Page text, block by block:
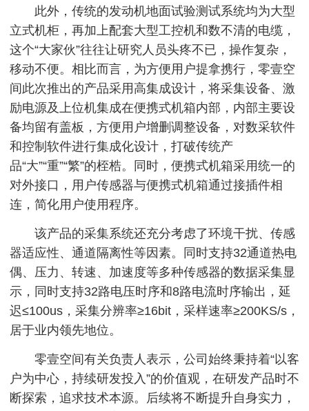
此外，传统的发动机地面试验测试系统均为大型
立式机柜，再加上配套大型工控机和数不清的电缆，
这个“大家伙”往往让研究人员头疼不已，操作复杂，
移动不便。相比而言，为方便用户提拿携行，零壹空
间此次推出的产品采用高集成设计，将采集设备、激
励电源及上位机集成在便携式机箱内部，内部主要设
备均留有盖板，方便用户增删调整设备，对数采软件
和控制软件进行集成化设计，打破传统产
品“大”“重”“繁”的桎梏。同时，便携式机箱采用统一的
对外接口，用户传感器与便携式机箱通过接插件相
连，简化用户使用程序。
该产品的采集系统还充分考虑了环境干扰、传感
器适应性、通道隔离性等因素。同时支持32通道热电
偶、压力、转速、加速度等多种传感器的数据采集显
示，同时支持32路电压时序和8路电流时序输出，延
迟≤100us，采集分辨率≥16bit，采样速率≥200KS/s，
居于业内领先地位。
零壹空间有关负责人表示，公司始终秉持着“以客
户为中心，持续研发投入”的价值观，在研发产品时不
断探索，追求技术本源。后续将不断提升自身实力，